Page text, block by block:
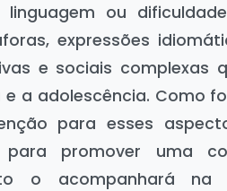
ou
expressões
e sociais complexas
a adolescência. Como
para esses
para promover uma
o acompanhará na